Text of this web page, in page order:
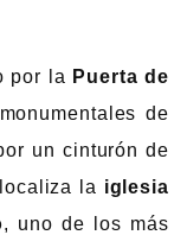
por la Puerta de
de
un cinturón de
la iglesia
, uno de los más